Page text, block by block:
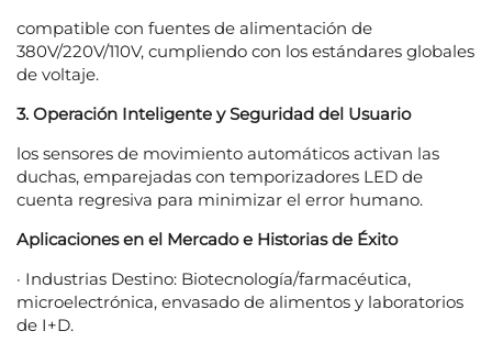
compatible con fuentes de alimentación de
380V/220V/110V, cumpliendo con los estándares globales
de voltaje.
3. Operación Inteligente y Seguridad del Usuario
los sensores de movimiento automáticos activan las
duchas, emparejadas con temporizadores LED de
cuenta regresiva para minimizar el error humano.
Aplicaciones en el Mercado e Historias de Éxito
· Industrias Destino: Biotecnología/farmacéutica,
microelectrónica, envasado de alimentos y laboratorios
de I+D.